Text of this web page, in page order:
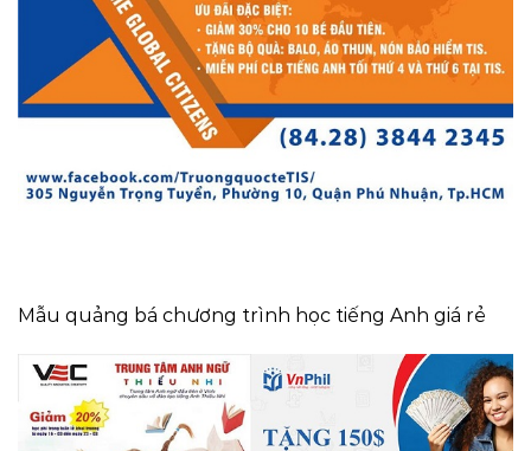
Mẫu quảng bá chương trình học tiếng Anh giá rẻ